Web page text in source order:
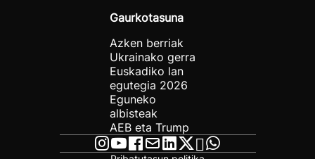
Gaurkotasuna
Azken berriak
Ukrainako gerra
Euskadiko lan
egutegia 2026
Eguneko
albisteak
AEB eta Trump